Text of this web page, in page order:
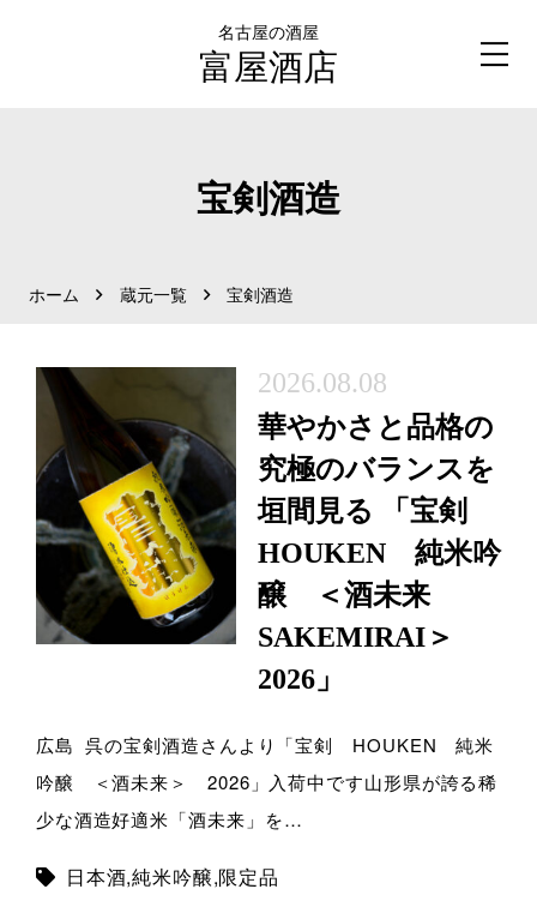
名古屋の酒屋
富屋酒店
宝剣酒造
ホーム 蔵元一覧 宝剣酒造
2026.08.08
華やかさと品格の
究極のバランスを
垣間見る 「宝剣
HOUKEN 純米吟
醸 ＜酒未来
SAKEMIRAI＞
2026」
広島 呉の宝剣酒造さんより「宝剣 HOUKEN 純米
吟醸 ＜酒未来＞ 2026」入荷中です山形県が誇る稀
少な酒造好適米「酒未来」を…
日本酒,純米吟醸,限定品